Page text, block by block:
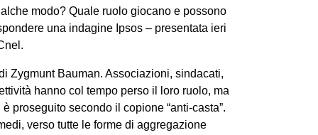
modo? Quale ruolo giocano e possono
una indagine Ipsos – presentata ieri
Zygmunt Bauman. Associazioni, sindacati,
hanno col tempo perso il loro ruolo, ma
proseguito secondo il copione “anti-casta”.
verso tutte le forme di aggregazione